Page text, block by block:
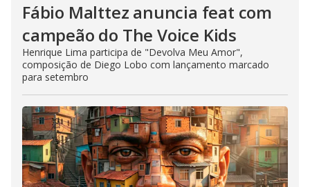
Fábio Malttez anuncia feat com
campeão do The Voice Kids
Henrique Lima participa de "Devolva Meu Amor",
composição de Diego Lobo com lançamento marcado
para setembro